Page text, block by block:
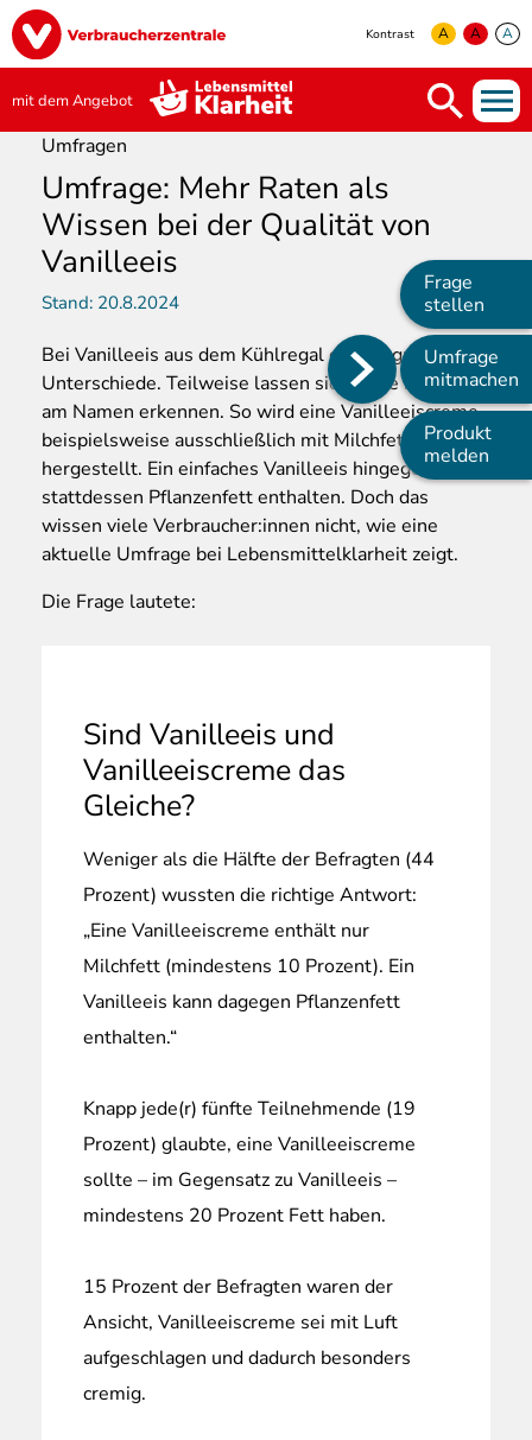
Direkt
zum
Inhalt
Image
Kontrast A A A
mit dem Angebot
Main
navigation
Frage
stellen
Umfrage
mitmachen
Produkt
melden
Umfragen
Umfrage: Mehr Raten als
Wissen bei der Qualität von
Vanilleeis
Stand: 20.8.2024
Bei Vanilleeis aus dem Kühlregal gibt es große
Unterschiede. Teilweise lassen sich diese bereits
am Namen erkennen. So wird eine Vanilleeiscreme
beispielsweise ausschließlich mit Milchfett
hergestellt. Ein einfaches Vanilleeis hingegen kann
stattdessen Pflanzenfett enthalten. Doch das
wissen viele Verbraucher:innen nicht, wie eine
aktuelle Umfrage bei Lebensmittelklarheit zeigt.
Die Frage lautete:
Sind Vanilleeis und
Vanilleeiscreme das
Gleiche?
Weniger als die Hälfte der Befragten (44
Prozent) wussten die richtige Antwort:
„Eine Vanilleeiscreme enthält nur
Milchfett (mindestens 10 Prozent). Ein
Vanilleeis kann dagegen Pflanzenfett
enthalten.“
Knapp jede(r) fünfte Teilnehmende (19
Prozent) glaubte, eine Vanilleeiscreme
sollte – im Gegensatz zu Vanilleeis –
mindestens 20 Prozent Fett haben.
15 Prozent der Befragten waren der
Ansicht, Vanilleeiscreme sei mit Luft
aufgeschlagen und dadurch besonders
cremig.